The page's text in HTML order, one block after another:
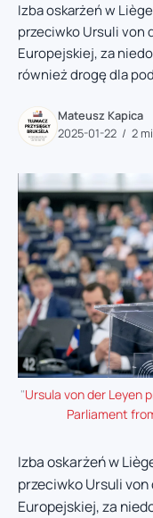
Izba oskarżeń w
przeciwko Ursuli von
Europejskiej, za
również drogę dla
Mateusz Kapica
2025-01-22
2
"Ursula von der Leyen
Parliament
Izba oskarżeń w
przeciwko Ursuli
Europejskiej, za